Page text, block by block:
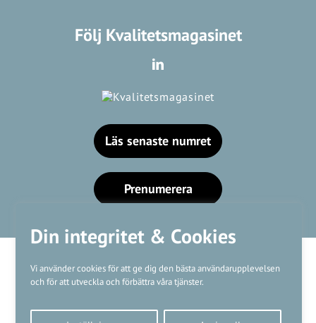
Din integritet & Cookies
Vi använder cookies för att ge dig den bästa användarupplevelsen
och för att utveckla och förbättra våra tjänster.
Följ Kvalitetsmagasinet
Läs senaste numret
Prenumerera